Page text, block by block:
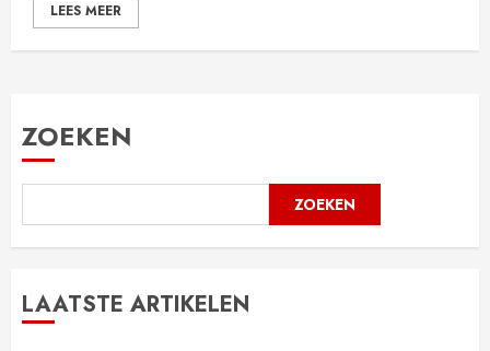
LEES MEER
ZOEKEN
ZOEKEN
LAATSTE ARTIKELEN